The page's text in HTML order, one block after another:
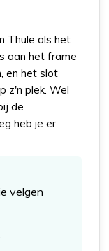
Thule als het
aan het frame
en het slot
z'n plek. Wel
de
heb je er
velgen